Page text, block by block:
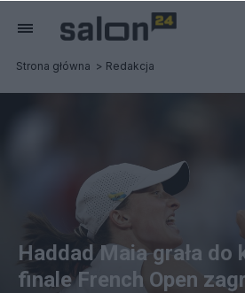
Strona główna Redakcja
Haddad Maia grała do
finale French Open